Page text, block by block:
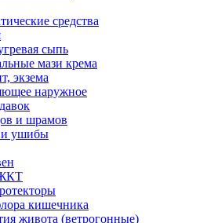
средства
сыпь
мази крема
экзема
наружное
и шрамов
ушибы
ЖКТ
кишечника
живота (ветрогонные)